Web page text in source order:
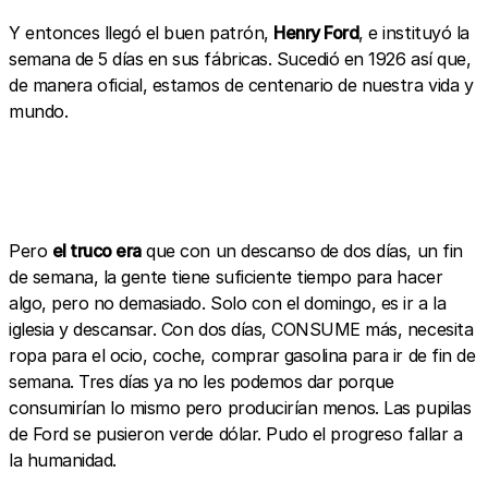
Y entonces llegó el buen patrón, Henry Ford, e instituyó la
semana de 5 días en sus fábricas. Sucedió en 1926 así que,
de manera oficial, estamos de centenario de nuestra vida y
mundo.
Pero el truco eraque con un descanso de dos días, un fin
de semana, la gente tiene suficiente tiempo para hacer
algo, pero no demasiado. Solo con el domingo, es ir a la
iglesia y descansar. Con dos días, CONSUME más, necesita
ropa para el ocio, coche, comprar gasolina para ir de fin de
semana. Tres días ya no les podemos dar porque
consumirían lo mismo pero producirían menos. Las pupilas
de Ford se pusieron verde dólar. Pudo el progreso fallar a
la humanidad.